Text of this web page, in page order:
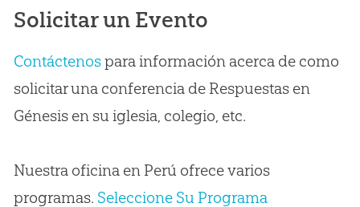
Solicitar un Evento
Contáctenospara información acerca de como
solicitar una conferencia de Respuestas en
Génesis en su iglesia, colegio, etc.
Nuestra oficina en Perú ofrece varios
programas. Seleccione Su Programa